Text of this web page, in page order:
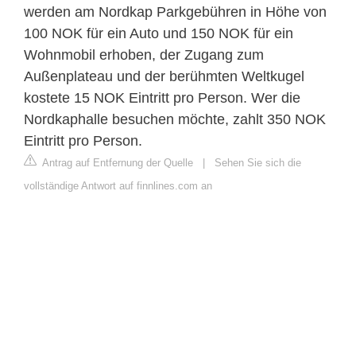
werden am Nordkap Parkgebühren in Höhe von
100 NOK für ein Auto und 150 NOK für ein
Wohnmobil erhoben, der Zugang zum
Außenplateau und der berühmten Weltkugel
kostete 15 NOK Eintritt pro Person. Wer die
Nordkaphalle besuchen möchte, zahlt 350 NOK
Eintritt pro Person.
Antrag auf Entfernung der Quelle
Sehen Sie sich die
vollständige Antwort auf finnlines.com an